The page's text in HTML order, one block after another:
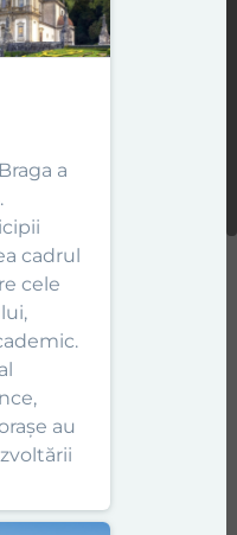
a
cadrul
cele
au